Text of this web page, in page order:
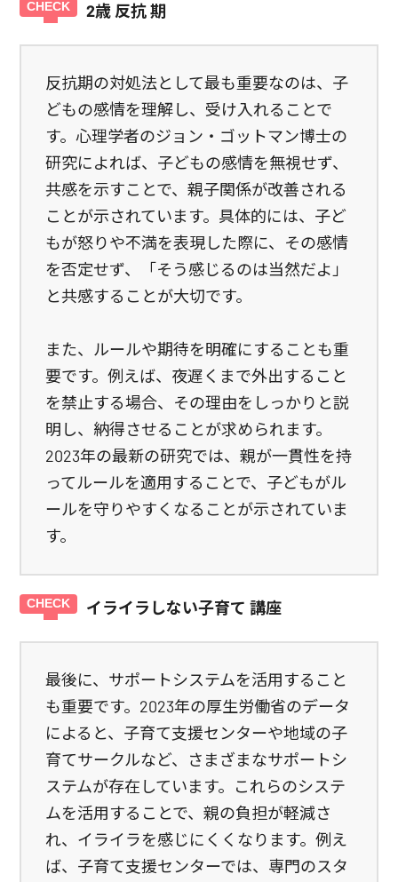
2歳 反抗 期
反抗期の対処法として最も重要なのは、子
どもの感情を理解し、受け入れることで
す。心理学者のジョン・ゴットマン博士の
研究によれば、子どもの感情を無視せず、
共感を示すことで、親子関係が改善される
ことが示されています。具体的には、子ど
もが怒りや不満を表現した際に、その感情
を否定せず、「そう感じるのは当然だよ」
と共感することが大切です。
また、ルールや期待を明確にすることも重
要です。例えば、夜遅くまで外出すること
を禁止する場合、その理由をしっかりと説
明し、納得させることが求められます。
2023年の最新の研究では、親が一貫性を持
ってルールを適用することで、子どもがル
ールを守りやすくなることが示されていま
す。
イライラしない子育て 講座
最後に、サポートシステムを活用すること
も重要です。2023年の厚生労働省のデータ
によると、子育て支援センターや地域の子
育てサークルなど、さまざまなサポートシ
ステムが存在しています。これらのシステ
ムを活用することで、親の負担が軽減さ
れ、イライラを感じにくくなります。例え
ば、子育て支援センターでは、専門のスタ